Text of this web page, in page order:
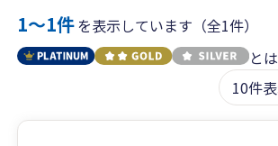
1〜1件を表示しています（全1件）
とは